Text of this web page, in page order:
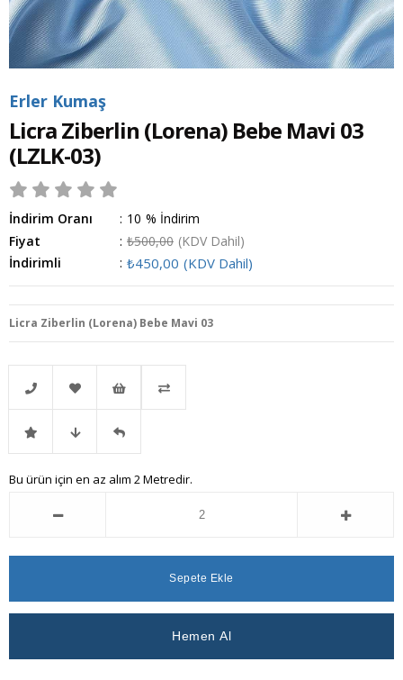
Erler Kumaş
Licra Ziberlin (Lorena) Bebe Mavi 03
(LZLK-03)
İndirim Oranı : %
10
İndirim
Fiyat
: ₺500,00 (KDV Dahil)
İndirimli
: ₺450,00 (KDV Dahil)
Licra Ziberlin (Lorena) Bebe Mavi 03
Telefonla
Sipariş
Favorilere
Ekle
İstek
Listeme
İndirimli Fiyat
Ver
Gelince
Bu ürün için en az alım 2 Metredir.